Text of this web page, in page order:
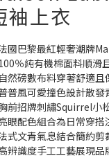
袖上衣
國巴黎最紅輕奢潮牌
％純有機棉面料順滑
然磅數布料穿著舒適
普風可愛撞色設計散
前招牌刺繡Squirrel小
眼配色組合為日常穿
式文青氣息結合簡約
辨識度手工工藝展現